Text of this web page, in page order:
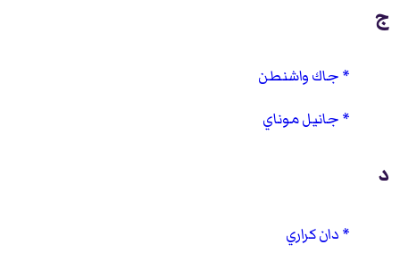
ج
جاك واشنطن
جانيل موناي
د
دان كراري